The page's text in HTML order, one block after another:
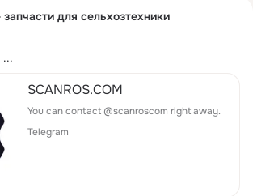
для сельхозтехники
...
SCANROS.COM
You can contact @scanroscom right away.
Telegram